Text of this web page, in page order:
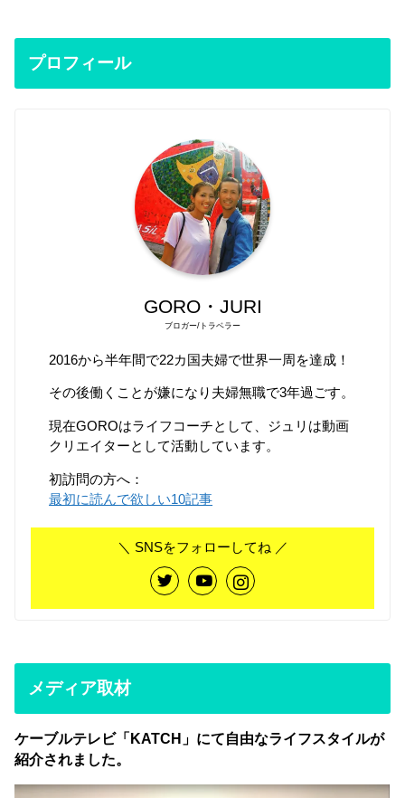
プロフィール
GORO・JURI
ブロガー/トラベラー
2016から半年間で22カ国夫婦で世界一周を達成！
その後働くことが嫌になり夫婦無職で3年過ごす。
現在GOROはライフコーチとして、ジュリは動画
クリエイターとして活動しています。
初訪問の方へ：
最初に読んで欲しい10記事
＼ SNSをフォローしてね ／
メディア取材
ケーブルテレビ「KATCH」にて自由なライフスタイルが
紹介されました。